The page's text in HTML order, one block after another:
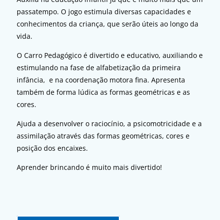
passatempo. O jogo estimula diversas capacidades e
conhecimentos da criança, que serão úteis ao longo da
vida.
O Carro Pedagógico é divertido e educativo, auxiliando e
estimulando na fase de alfabetização da primeira
infância, e na coordenação motora fina. Apresenta
também de forma lúdica as formas geométricas e as
cores.
Ajuda a desenvolver o raciocínio, a psicomotricidade e a
assimilação através das formas geométricas, cores e
posição dos encaixes.
Aprender brincando é muito mais divertido!